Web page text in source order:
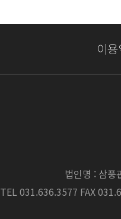
이
법인명 : 삼풍
TEL 031.636.3577 FAX